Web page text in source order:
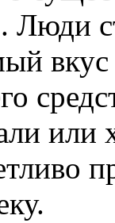
вкус
или